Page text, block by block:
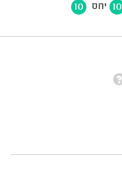
10 יחס 10